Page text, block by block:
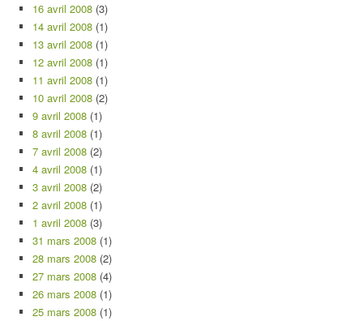
16 avril 2008 (3)
14 avril 2008 (1)
13 avril 2008 (1)
12 avril 2008 (1)
11 avril 2008 (1)
10 avril 2008 (2)
9 avril 2008 (1)
8 avril 2008 (1)
7 avril 2008 (2)
4 avril 2008 (1)
3 avril 2008 (2)
2 avril 2008 (1)
1 avril 2008 (3)
31 mars 2008 (1)
28 mars 2008 (2)
27 mars 2008 (4)
26 mars 2008 (1)
25 mars 2008 (1)